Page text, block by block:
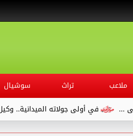
ملاعب تراث سوشيال
في أولى جولاته الميدانية.. وكيل